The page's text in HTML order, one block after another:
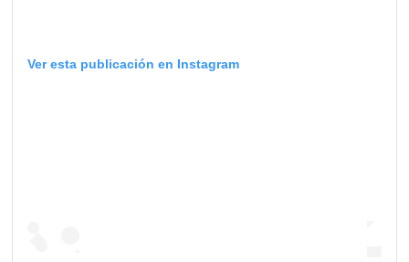
Ver esta publicación en Instagram